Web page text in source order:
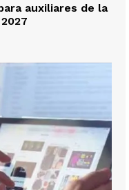
auxiliares de la